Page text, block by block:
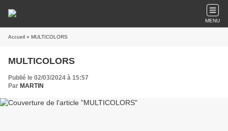
MENU
Accueil » MULTICOLORS
MULTICOLORS
Publié le 02/03/2024 à 15:57
Par MARTIN